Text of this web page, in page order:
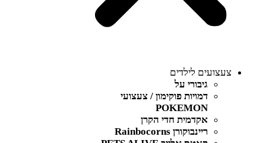
צעצועים לילדים
גיבורי על
דמויות פוקימון / צעצועי
POKEMON
אקדמית חדי הקרן
ריינבוקורן Rainbocorns